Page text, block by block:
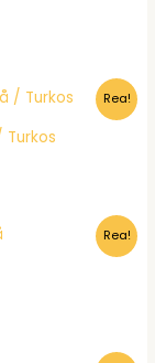
Rea!
Turkos
Rea!